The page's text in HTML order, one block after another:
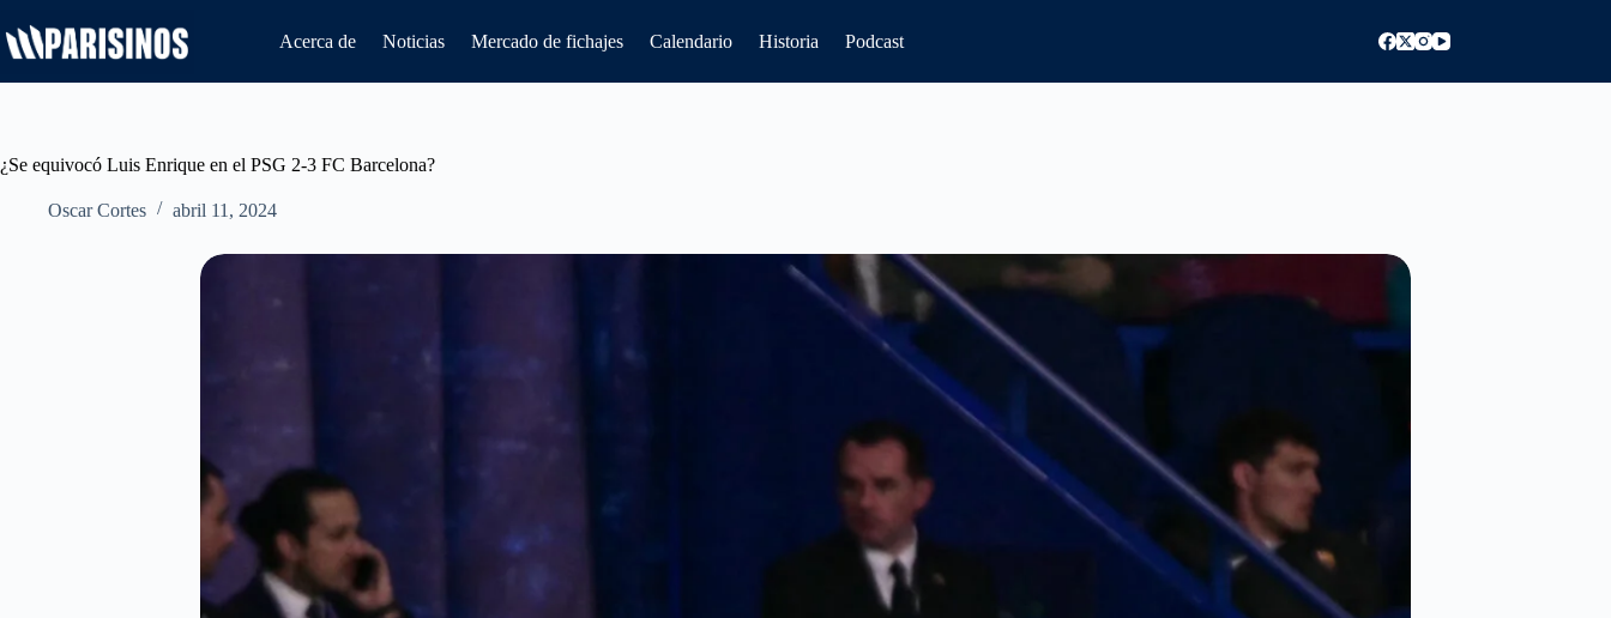
al
contenido
Acerca de Noticias Mercado de fichajes Calendario Historia Podcast
¿Se equivocó Luis Enrique en el PSG 2-3 FC Barcelona?
Oscar Cortes abril 11, 2024